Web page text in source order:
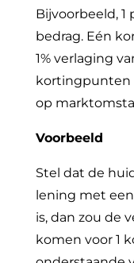
Bijvoorbeeld, 1
bedrag. Eén
1% verlaging
kortingpunten
op
Voorbeeld
Stel dat de
lening met een
is, dan zou de
komen voor 1